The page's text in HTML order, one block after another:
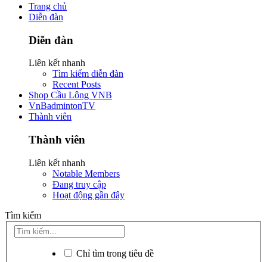
Trang chủ
Diễn đàn
Diễn đàn
Liên kết nhanh
Tìm kiếm diễn đàn
Recent Posts
Shop Cầu Lông VNB
VnBadmintonTV
Thành viên
Thành viên
Liên kết nhanh
Notable Members
Đang truy cập
Hoạt động gần đây
Tìm kiếm
Chỉ tìm trong tiêu đề